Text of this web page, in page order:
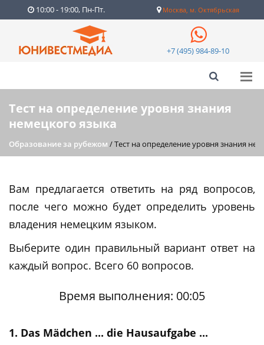
10:00 - 19:00, Пн-Пт. Москва, м. Октябрьская
+7 (495) 984-89-10
Тест на определение уровня знания
немецкого языка
Образование за рубежом /Тест на определение уровня знания
Вам предлагается ответить на ряд вопросов,
после чего можно будет определить уровень
владения немецким языком.
Выберите один правильный вариант ответ на
каждый вопрос. Всего 60 вопросов.
Время выполнения: 00:06
1. Das Mädchen ... die Hausaufgabe ...